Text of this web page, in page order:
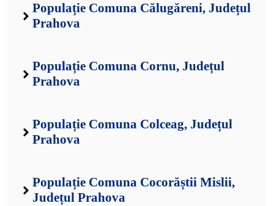
Populație Comuna Călugăreni, Județul
Prahova
Populație Comuna Cornu, Județul
Prahova
Populație Comuna Colceag, Județul
Prahova
Populație Comuna Cocorăștii Mislii,
Județul Prahova